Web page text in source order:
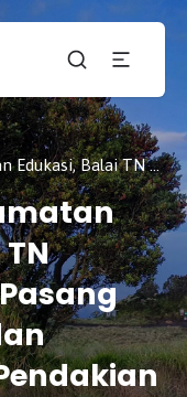
Papan Informasi dan Imbauan di Jalur Pendakian